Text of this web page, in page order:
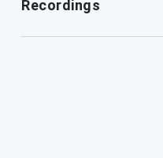
Recordings